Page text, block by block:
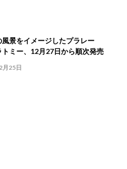
風景をイメージしたプラレー
ミー、12月27日から順次発売
月25日